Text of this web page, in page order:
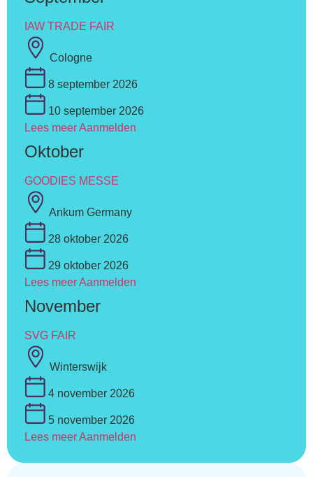
IAW TRADE FAIR
Cologne
8 september 2026
10 september 2026
Lees meerAanmelden
Oktober
GOODIES MESSE
Ankum Germany
28 oktober 2026
29 oktober 2026
Lees meerAanmelden
November
SVG FAIR
Winterswijk
4 november 2026
5 november 2026
Lees meerAanmelden